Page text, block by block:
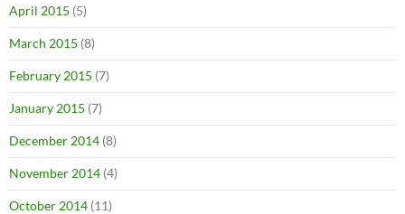
April 2015 (5)
March 2015 (8)
February 2015 (7)
January 2015 (7)
December 2014 (8)
November 2014 (4)
October 2014 (11)